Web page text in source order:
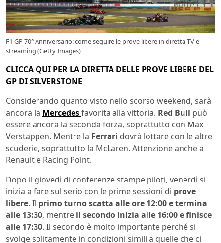
F1 GP 70° Anniversario: come seguire le prove libere in diretta TV e
streaming (Getty Images)
CLICCA QUI PER LA DIRETTA DELLE PROVE LIBERE DEL
GP DI SILVERSTONE
Considerando quanto visto nello scorso weekend, sarà
ancora la Mercedesfavorita alla vittoria. Red Bull può
essere ancora la seconda forza, soprattutto con Max
Verstappen. Mentre la Ferrari dovrà lottare con le altre
scuderie, soprattutto la McLaren. Attenzione anche a
Renault e Racing Point.
Dopo il giovedì di conferenze stampe piloti, venerdì si
inizia a fare sul serio con le prime sessioni di prove
libere. Il primo turno scatta alle ore 12:00 e termina
alle 13:30, mentre il secondo inizia alle 16:00 e finisce
alle 17:30. Il secondo è molto importante perché si
svolge solitamente in condizioni simili a quelle che ci